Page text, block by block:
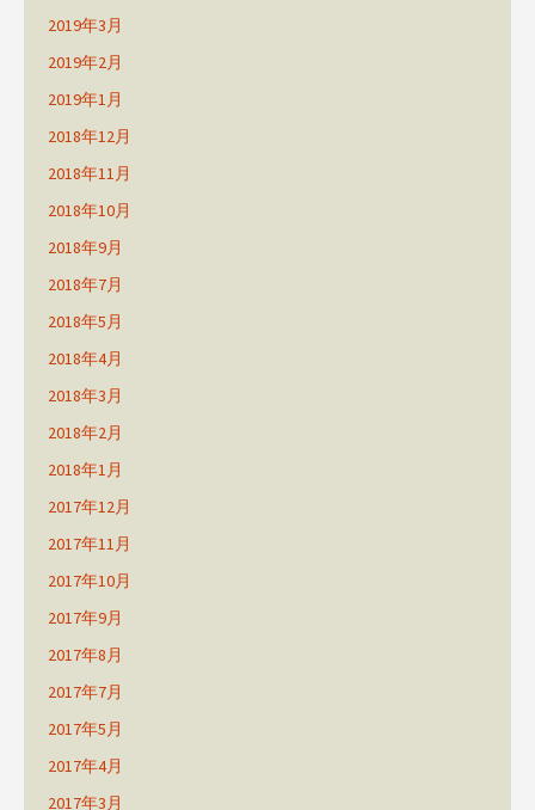
2019年3月
2019年2月
2019年1月
2018年12月
2018年11月
2018年10月
2018年9月
2018年7月
2018年5月
2018年4月
2018年3月
2018年2月
2018年1月
2017年12月
2017年11月
2017年10月
2017年9月
2017年8月
2017年7月
2017年5月
2017年4月
2017年3月